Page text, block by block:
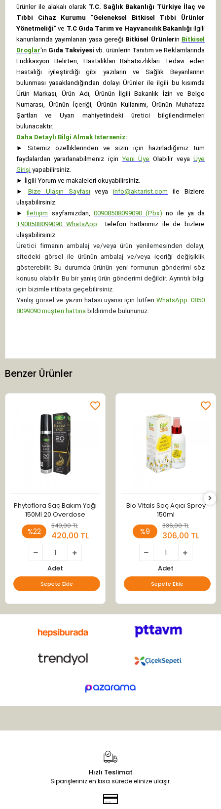
ürünler ile alakalı olarak T.C. Sağlık Bakanlığı Türkiye İlaç ve
Tıbbi Cihaz Kurumu "Geleneksel Bitkisel Tıbbi Ürünler
Yönetmeliği" ve T.C Gıda Tarım ve Hayvancılık Bakanlığı ilgili
kanunlarında yayımlanan yasa gereği Bitkisel Ürünlerin Bitkisel
Droglar'ın Gıda Takviyesi vb. ürünlerin Tanıtım ve Reklamlarında
Endikasyon Belirten, Hastalıkları Rahatsızlıkları Tedavi eden
Hastalığı iyileştirdiği gibi yazıların ve Sağlık Beyanlarının
bulunması yasaklandığından dolayı Ürünler ile ilgili bu kısımda
Ürün Markası, Ürün Adı, Ürünün İlgili Bakanlık İzin ve Belge
Numarası, Ürünün İçeriği, Ürünün Kullanımı, Ürünün Muhafaza
Şartları ve Uyarı mahiyetindeki üretici bilgilendirmeleri
bulunacaktır.
Daha Detaylı Bilgi Almak İsterseniz:
►
Sitemiz özelliklerinden ve sizin için hazırladığımız tüm
faydalardan yararlanabilmeniz için Yeni Üye Olabilir veyaÜye
Girişi yapabilirsiniz.
► İlgili Yorum ve makaleleri okuyabilirsiniz.
►
Bize Ulaşın Sayfası veya info@aktarist.com
ile Bizlere
ulaşabilirsiniz.
►
İletişim sayfamızdan, 00908508099090 (Pbx) no ile ya da
+908508099090 WhatsApp
telefon hatlarımız ile de bizlere
ulaşabilirsiniz.
Üretici firmanın ambalaj ve/veya ürün yenilemesinden dolayı,
sitedeki görsel ile ürünün ambalaj ve/veya içeriği değişiklik
gösterebilir. Bu durumda ürünün yeni formunun gönderimi söz
konusu olabilir. Bu bir yanlış ürün gönderimi değildir. Ayrıntılı bilgi
için bizimle irtibata geçebilirsiniz.
Yanlış görsel ve yazım hatası uyarısı için lütfen WhatsApp: 0850
8099090 müşteri hattına bildirimde bulununuz.
Benzer Ürünler
Phytoflora Saç Bakım Yağı
150Ml 20 Overdose
%22
540,00 TL
420,00 TL
Adet
Sepete Ekle
Bio Vitals Saç Açıcı Sprey
150ml
%9
336,00 TL
306,00 TL
Adet
Sepete Ekle
Hızlı Teslimat
Siparişleriniz en kısa sürede elinize ulaşır.